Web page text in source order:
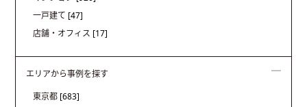
一戸建て [47]
店舗・オフィス [17]
エリアから事例を探す
東京都 [683]